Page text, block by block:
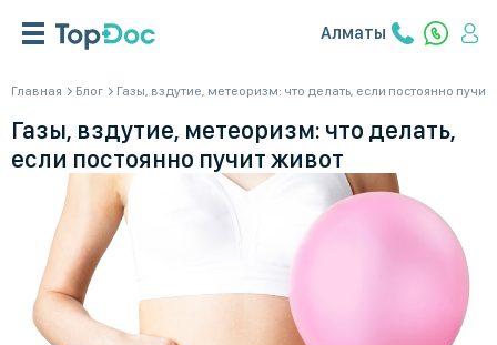
Алматы
Главная Блог Газы, вздутие, метеоризм: что делать, если постоянно пучит
Газы, вздутие, метеоризм: что делать,
если постоянно пучит живот